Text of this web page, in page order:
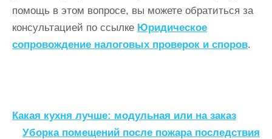
помощь в этом вопросе, вы можете обратиться за
консультацией по ссылке Юридическое
сопровождение налоговых проверок и споров.
Н
Какая кухня лучше: модульная или на заказ
Уборка помещений после пожара последствия